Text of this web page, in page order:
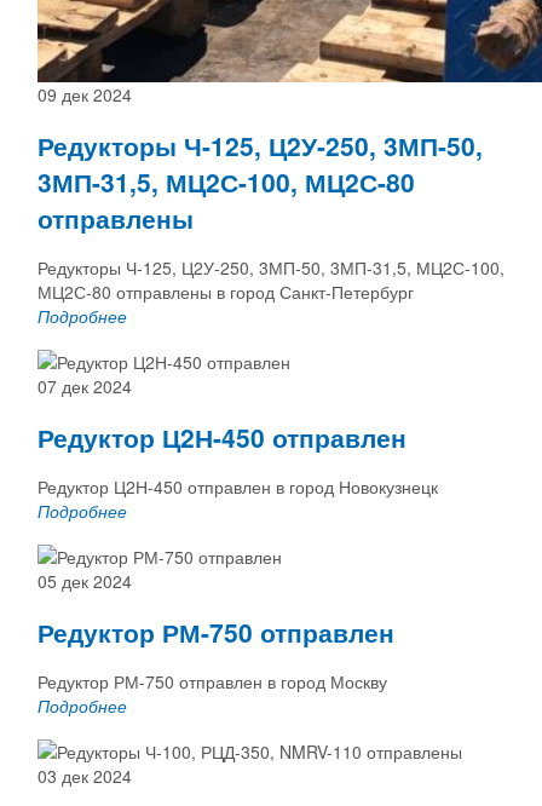
09 дек 2024
Редукторы Ч-125, Ц2У-250, 3МП-50,
3МП-31,5, МЦ2С-100, МЦ2С-80
отправлены
Редукторы Ч-125, Ц2У-250, 3МП-50, 3МП-31,5, МЦ2С-100,
МЦ2С-80 отправлены в город Санкт-Петербург
Подробнее
07 дек 2024
Редуктор Ц2Н-450 отправлен
Редуктор Ц2Н-450 отправлен в город Новокузнецк
Подробнее
05 дек 2024
Редуктор РМ-750 отправлен
Редуктор РМ-750 отправлен в город Москву
Подробнее
03 дек 2024